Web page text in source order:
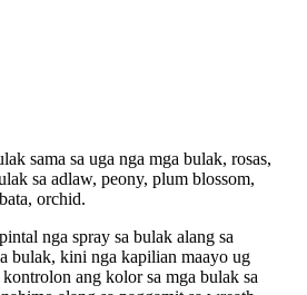
sama sa uga nga mga bulak, rosas,
sa adlaw, peony, plum blossom,
orchid.
nga spray sa bulak alang sa
bulak, kini nga kapilian maayo ug
ang kolor sa mga bulak sa